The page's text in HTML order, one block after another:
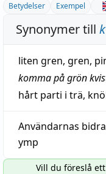
Betydelser Exempel
Synonymer till
liten gren, gren,
komma på grön
hårt parti i trä,
Användarnas
ymp
Vill du föreslå